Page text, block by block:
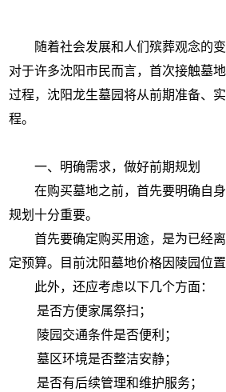
随着社会发展和人们殡葬观念的
对于许多沈阳市民而言，首次接触墓
过程，沈阳龙生墓园将从前期准备、
程。
一、明确需求，做好前期规划
在购买墓地之前，首先要明确自
规划十分重要。
首先要确定购买用途，是为已经
定预算。目前沈阳墓地价格因陵园位
此外，还应考虑以下几个方面：
是否方便家属祭扫；
陵园交通条件是否便利；
墓区环境是否整洁安静；
是否有后续管理和维护服务；